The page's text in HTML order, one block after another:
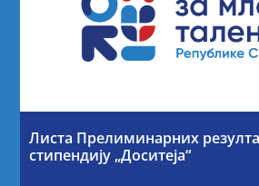
Листа Прелиминарних
стипендију „Доситеја“